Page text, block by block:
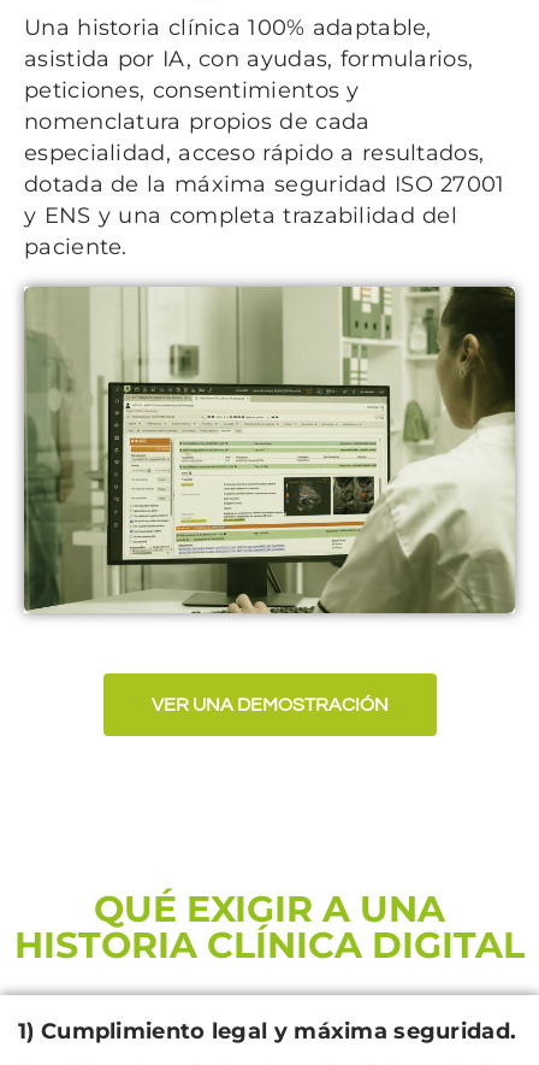
Una historia clínica 100% adaptable,
asistida por IA, con ayudas, formularios,
peticiones, consentimientos y
nomenclatura propios de cada
especialidad, acceso rápido a resultados,
dotada de la máxima seguridad ISO 27001
y ENS y una completa trazabilidad del
paciente.
VER UNA DEMOSTRACIÓN
QUÉ EXIGIR A UNA
HISTORIA CLÍNICA DIGITAL
1) Cumplimiento legal y máxima seguridad.